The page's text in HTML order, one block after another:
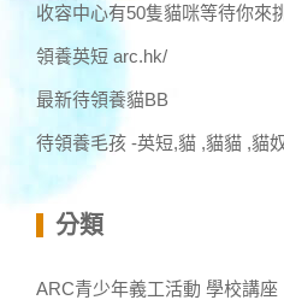
收容中心有50隻貓咪等待你來
領養英短 arc.hk/
最新待領養貓BB
待領養毛孩 -英短,貓 ,貓貓 ,貓
分類
ARC青少年義工活動 學校講座